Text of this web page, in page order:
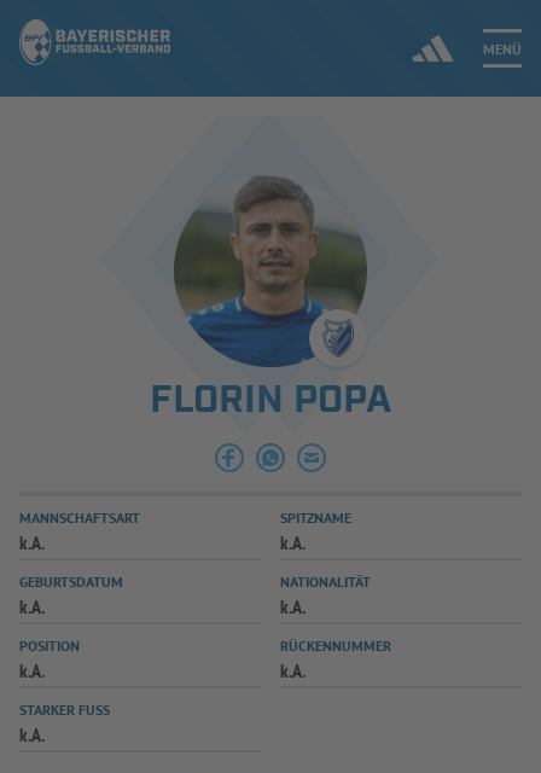
MENÜ
ERGEBNISSE & WETTBEWERBE
SPIELBETRIEB & VERBANDSLEBEN
AUSBILDUNG & FÖRDERUNG
SPIELPLUS
FLORIN POPA
MANNSCHAFTSART
k.A.
SPITZNAME
k.A.
GEBURTSDATUM
k.A.
NATIONALITÄT
k.A.
POSITION
k.A.
RÜCKENNUMMER
k.A.
STARKER FUSS
k.A.